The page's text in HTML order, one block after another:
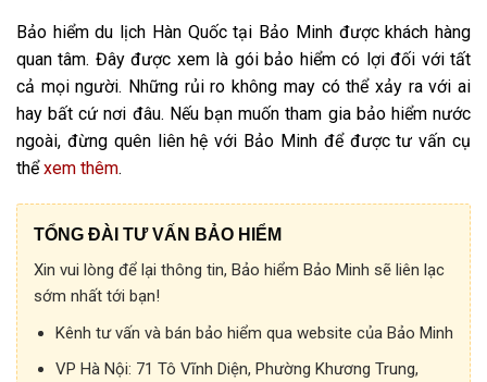
Bảo hiểm du lịch Hàn Quốc tại Bảo Minh được khách hàng
quan tâm. Đây được xem là gói bảo hiểm có lợi đối với tất
cả mọi người. Những rủi ro không may có thể xảy ra với ai
hay bất cứ nơi đâu. Nếu bạn muốn tham gia bảo hiểm nước
ngoài, đừng quên liên hệ với Bảo Minh để được tư vấn cụ
thểxem thêm.
TỔNG ĐÀI TƯ VẤN BẢO HIỂM
Xin vui lòng để lại thông tin, Bảo hiểm Bảo Minh sẽ liên lạc
sớm nhất tới bạn!
Kênh tư vấn và bán bảo hiểm qua website của Bảo Minh
VP Hà Nội: 71 Tô Vĩnh Diện, Phường Khương Trung,